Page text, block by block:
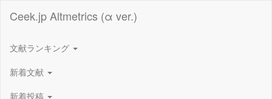
Ceek.jp Altmetrics (α ver.)
文献ランキング
新着文献
新着投稿